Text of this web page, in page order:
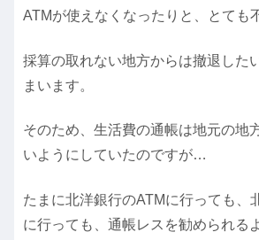
ATMが使えなくなったりと、とても
採算の取れない地方からは撤退した
まいます。
そのため、生活費の通帳は地元の地
いようにしていたのですが…
たまに北洋銀行のATMに行っても、
に行っても、通帳レスを勧められる